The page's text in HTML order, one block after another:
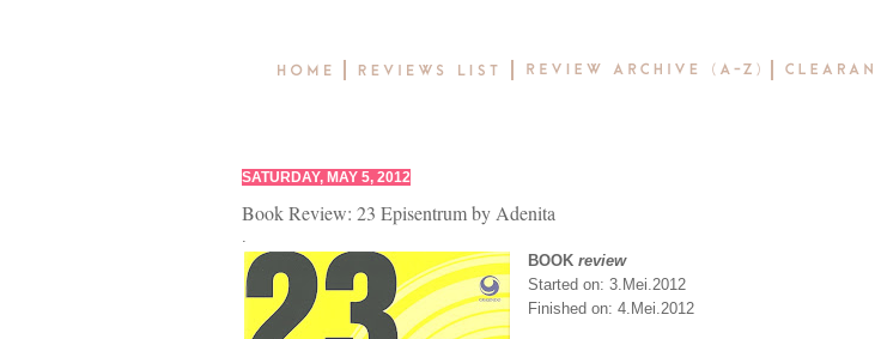
SATURDAY, MAY 5, 2012
Book Review: 23 Episentrum by Adenita
.
BOOK review
Started on: 3.Mei.2012
Finished on: 4.Mei.2012